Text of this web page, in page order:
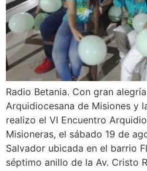
Radio Betania. Con gran
Arquidiocesana de Misiones y
realizo el VI Encuentro
Misioneras, el sábado 19 de
Salvador ubicada en el barrio
séptimo anillo de la Av. Cristo